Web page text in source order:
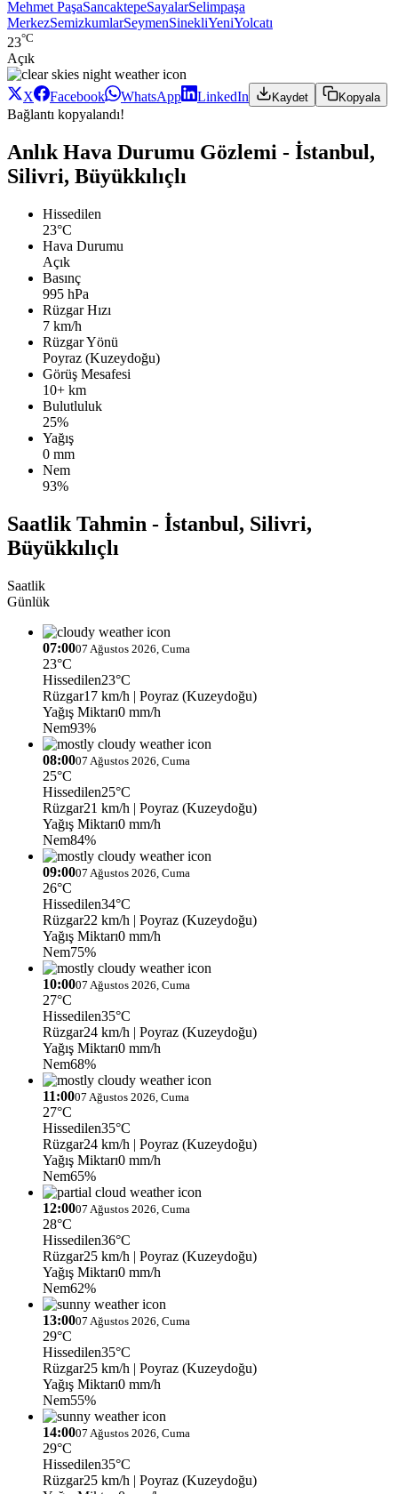
Mehmet PaşaSancaktepeSayalarSelimpaşa
MerkezSemizkumlarSeymenSinekliYeniYolcatı
23°C
Açık
X Facebook WhatsApp LinkedIn Kaydet Kopyala
Bağlantı kopyalandı!
Anlık Hava Durumu Gözlemi - İstanbul,
Silivri, Büyükkılıçlı
Hissedilen
23°C
Hava Durumu
Açık
Basınç
995 hPa
Rüzgar Hızı
7 km/h
Rüzgar Yönü
Poyraz (Kuzeydoğu)
Görüş Mesafesi
10+ km
Bulutluluk
25%
Yağış
0 mm
Nem
93%
Saatlik Tahmin - İstanbul, Silivri,
Büyükkılıçlı
Saatlik
Günlük
07:0007 Ağustos 2026, Cuma
23°C
Hissedilen23°C
Rüzgar17 km/h | Poyraz (Kuzeydoğu)
Yağış Miktarı0 mm/h
Nem93%
08:0007 Ağustos 2026, Cuma
25°C
Hissedilen25°C
Rüzgar21 km/h | Poyraz (Kuzeydoğu)
Yağış Miktarı0 mm/h
Nem84%
09:0007 Ağustos 2026, Cuma
26°C
Hissedilen34°C
Rüzgar22 km/h | Poyraz (Kuzeydoğu)
Yağış Miktarı0 mm/h
Nem75%
10:0007 Ağustos 2026, Cuma
27°C
Hissedilen35°C
Rüzgar24 km/h | Poyraz (Kuzeydoğu)
Yağış Miktarı0 mm/h
Nem68%
11:0007 Ağustos 2026, Cuma
27°C
Hissedilen35°C
Rüzgar24 km/h | Poyraz (Kuzeydoğu)
Yağış Miktarı0 mm/h
Nem65%
12:0007 Ağustos 2026, Cuma
28°C
Hissedilen36°C
Rüzgar25 km/h | Poyraz (Kuzeydoğu)
Yağış Miktarı0 mm/h
Nem62%
13:0007 Ağustos 2026, Cuma
29°C
Hissedilen35°C
Rüzgar25 km/h | Poyraz (Kuzeydoğu)
Yağış Miktarı0 mm/h
Nem55%
14:0007 Ağustos 2026, Cuma
29°C
Hissedilen35°C
Rüzgar25 km/h | Poyraz (Kuzeydoğu)